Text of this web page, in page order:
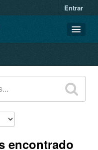
Entrar
encontrado